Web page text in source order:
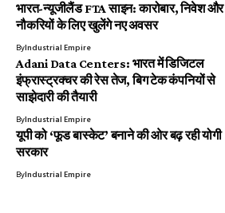
भारत-न्यूजीलैंड FTA साइन: कारोबार, निवेश और
नौकरियों के लिए खुलेंगे नए अवसर
ByIndustrial Empire
Adani Data Centers: भारत में डिजिटल
इंफ्रास्ट्रक्चर की रेस तेज, बिग टेक कंपनियों से
साझेदारी की तैयारी
ByIndustrial Empire
यूपी को ‘फूड बास्केट’ बनाने की ओर बढ़ रही योगी
सरकार
ByIndustrial Empire